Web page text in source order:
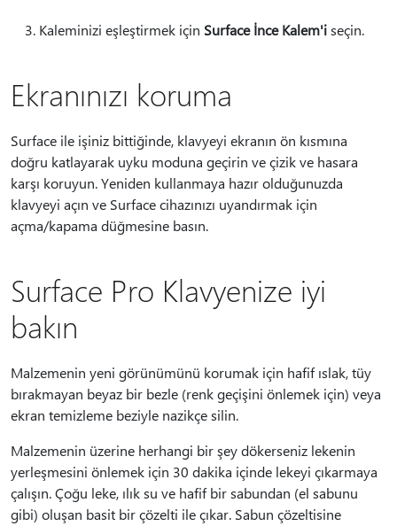
Kaleminizi eşleştirmek için Surface İnce Kalem'iseçin.
Ekranınızı koruma
Surface ile işiniz bittiğinde, klavyeyi ekranın ön kısmına
doğru katlayarak uyku moduna geçirin ve çizik ve hasara
karşı koruyun. Yeniden kullanmaya hazır olduğunuzda
klavyeyi açın ve Surface cihazınızı uyandırmak için
açma/kapama düğmesine basın.
Surface Pro Klavyenize iyi
bakın
Malzemenin yeni görünümünü korumak için hafif ıslak, tüy
bırakmayan beyaz bir bezle (renk geçişini önlemek için) veya
ekran temizleme beziyle nazikçe silin.
Malzemenin üzerine herhangi bir şey dökerseniz lekenin
yerleşmesini önlemek için 30 dakika içinde lekeyi çıkarmaya
çalışın. Çoğu leke, ılık su ve hafif bir sabundan (el sabunu
gibi) oluşan basit bir çözelti ile çıkar. Sabun çözeltisine